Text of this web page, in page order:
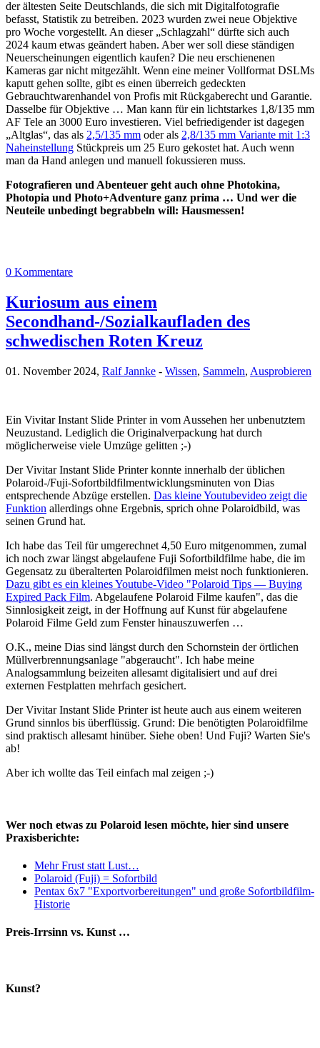
der ältesten Seite Deutschlands, die sich mit Digitalfotografie
befasst, Statistik zu betreiben. 2023 wurden zwei neue Objektive
pro Woche vorgestellt. An dieser „Schlagzahl“ dürfte sich auch
2024 kaum etwas geändert haben. Aber wer soll diese ständigen
Neuerscheinungen eigentlich kaufen? Die neu erschienenen
Kameras gar nicht mitgezählt. Wenn eine meiner Vollformat DSLMs
kaputt gehen sollte, gibt es einen überreich gedeckten
Gebrauchtwarenhandel von Profis mit Rückgaberecht und Garantie.
Dasselbe für Objektive … Man kann für ein lichtstarkes 1,8/135 mm
AF Tele an 3000 Euro investieren. Viel befriedigender ist dagegen
„Altglas“, das als 2,5/135 mm oder als 2,8/135 mm Variante mit 1:3
Naheinstellung Stückpreis um 25 Euro gekostet hat. Auch wenn
man da Hand anlegen und manuell fokussieren muss.
Fotografieren und Abenteuer geht auch ohne Photokina,
Photopia und Photo+Adventure ganz prima … Und wer die
Neuteile unbedingt begrabbeln will: Hausmessen!
0 Kommentare
Kuriosum aus einem
Secondhand-/Sozialkaufladen des
schwedischen Roten Kreuz
01. November 2024, Ralf Jannke - Wissen, Sammeln, Ausprobieren
Ein Vivitar Instant Slide Printer in vom Aussehen her unbenutztem
Neuzustand. Lediglich die Originalverpackung hat durch
möglicherweise viele Umzüge gelitten ;-)
Der Vivitar Instant Slide Printer konnte innerhalb der üblichen
Polaroid-/Fuji-Sofortbildfilmentwicklungsminuten von Dias
entsprechende Abzüge erstellen. Das kleine Youtubevideo zeigt die
Funktion allerdings ohne Ergebnis, sprich ohne Polaroidbild, was
seinen Grund hat.
Ich habe das Teil für umgerechnet 4,50 Euro mitgenommen, zumal
ich noch zwar längst abgelaufene Fuji Sofortbildfilme habe, die im
Gegensatz zu überalterten Polaroidfilmen meist noch funktionieren.
Dazu gibt es ein kleines Youtube-Video "Polaroid Tips — Buying
Expired Pack Film. Abgelaufene Polaroid Filme kaufen", das die
Sinnlosigkeit zeigt, in der Hoffnung auf Kunst für abgelaufene
Polaroid Filme Geld zum Fenster hinauszuwerfen …
O.K., meine Dias sind längst durch den Schornstein der örtlichen
Müllverbrennungsanlage "abgeraucht". Ich habe meine
Analogsammlung beizeiten allesamt digitalisiert und auf drei
externen Festplatten mehrfach gesichert.
Der Vivitar Instant Slide Printer ist heute auch aus einem weiteren
Grund sinnlos bis überflüssig. Grund: Die benötigten Polaroidfilme
sind praktisch allesamt hinüber. Siehe oben! Und Fuji? Warten Sie's
ab!
Aber ich wollte das Teil einfach mal zeigen ;-)
Wer noch etwas zu Polaroid lesen möchte, hier sind unsere
Praxisberichte:
Mehr Frust statt Lust…
Polaroid (Fuji) = Sofortbild
Pentax 6x7 "Exportvorbereitungen" und große Sofortbildfilm-
Historie
Preis-Irrsinn vs. Kunst …
Kunst?